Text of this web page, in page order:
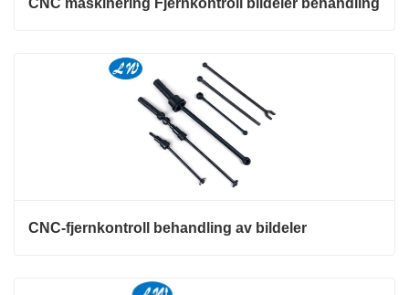
CNC maskinering Fjernkontroll bildeler behandling
CNC-fjernkontroll behandling av bildeler